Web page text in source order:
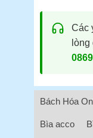
Các
lòng
Bách Hóa
Bìa acco